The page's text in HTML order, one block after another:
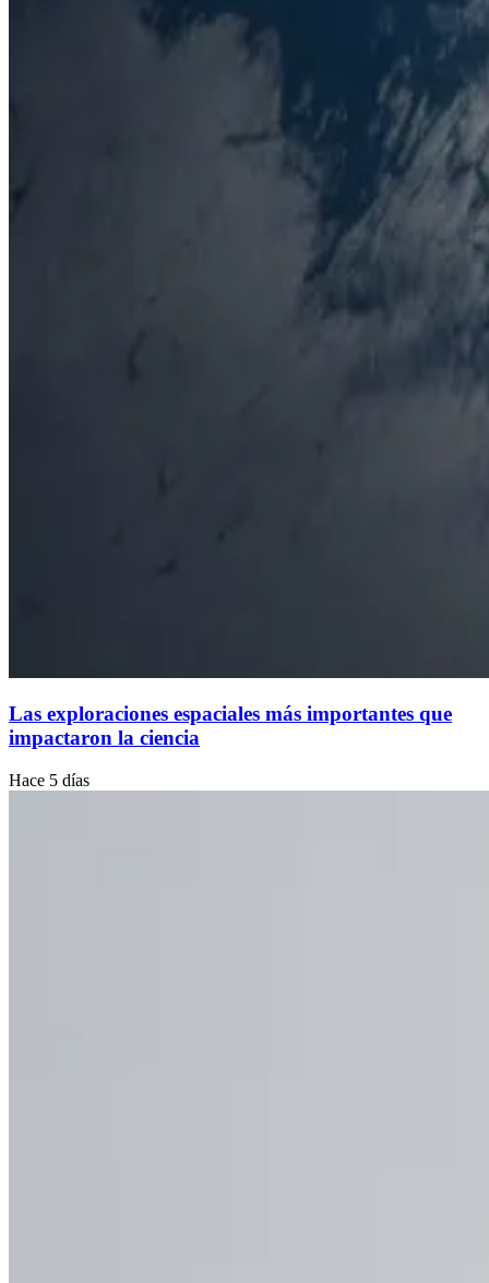
Las exploraciones espaciales más importantes que
impactaron la ciencia
Hace 5 días